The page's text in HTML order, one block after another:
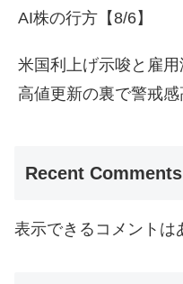
AI株の行方【8/6】
米国利上げ示唆と雇
高値更新の裏で警戒感
Recent Comments
表示できるコメントは